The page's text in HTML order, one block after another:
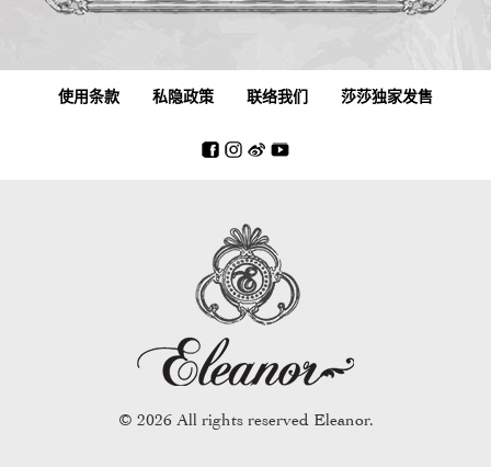
使用条款 私隐政策 联络我们 莎莎独家发售
© 2026 All rights reserved Eleanor.